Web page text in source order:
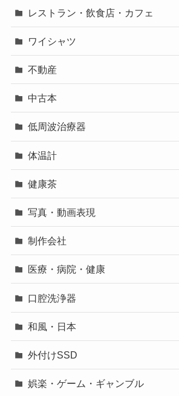
レストラン・飲食店・カフェ
ワイシャツ
不動産
中古本
低周波治療器
体温計
健康茶
写真・動画表現
制作会社
医療・病院・健康
口腔洗浄器
和風・日本
外付けSSD
娯楽・ゲーム・ギャンブル